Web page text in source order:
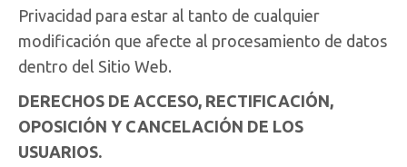
Privacidad para estar al tanto de cualquier
modificación que afecte al procesamiento de datos
dentro del Sitio Web.
DERECHOS DE ACCESO, RECTIFICACIÓN,
OPOSICIÓN Y CANCELACIÓN DE LOS
USUARIOS.